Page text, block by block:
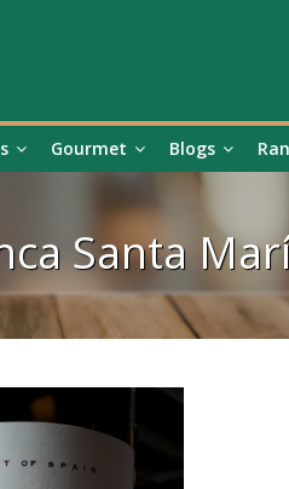
Gourmet Blogs
Santa